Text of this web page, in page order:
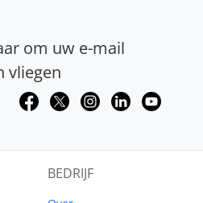
om uw e-mail
vliegen
BEDRIJF